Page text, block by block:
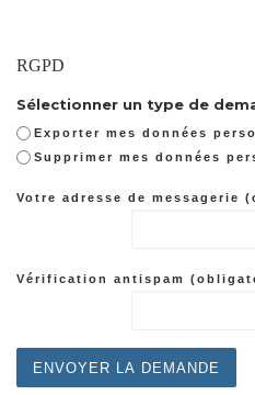
RGPD
Sélectionner un type de
Exporter mes données
Supprimer mes données
Votre adresse de messagerie
Vérification antispam